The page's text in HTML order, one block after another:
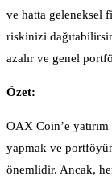
ve hatta geleneksel
riskinizi
azalır ve genel
Özet:
OAX Coin’e
yapmak ve
önemlidir. Ancak,